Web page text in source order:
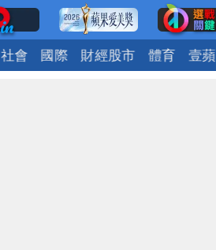
社會 國際 財經股市 體育 壹